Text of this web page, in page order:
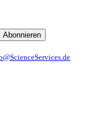
Abonnieren